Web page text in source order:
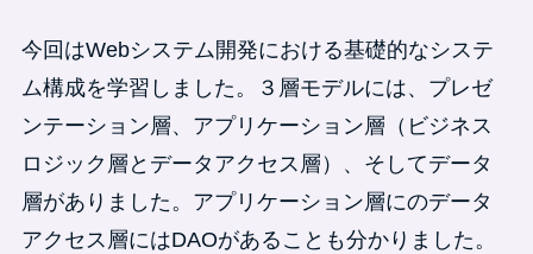
今回はWebシステム開発における基礎的なシステ
ム構成を学習しました。３層モデルには、プレゼ
ンテーション層、アプリケーション層（ビジネス
ロジック層とデータアクセス層）、そしてデータ
層がありました。アプリケーション層にのデータ
アクセス層にはDAOがあることも分かりました。